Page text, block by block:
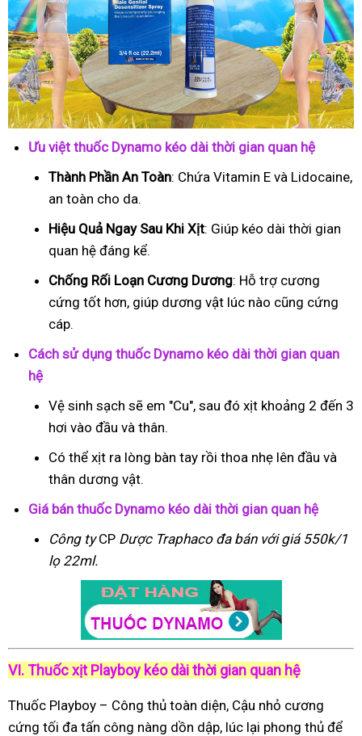
Ưu việt thuốc Dynamo kéo dài thời gian quan hệ
Thành Phần An Toàn: Chứa Vitamin E và Lidocaine,
an toàn cho da.
Hiệu Quả Ngay Sau Khi Xịt: Giúp kéo dài thời gian
quan hệ đáng kể.
Chống Rối Loạn Cương Dương: Hỗ trợ cương
cứng tốt hơn, giúp dương vật lúc nào cũng cứng
cáp.
Cách sử dụng thuốc Dynamo kéo dài thời gian quan
hệ
Vệ sinh sạch sẽ em "Cu", sau đó xịt khoảng 2 đến 3
hơi vào đầu và thân.
Có thể xịt ra lòng bàn tay rồi thoa nhẹ lên đầu và
thân dương vật.
Giá bán thuốc Dynamo kéo dài thời gian quan hệ
Công tyCP Dược Traphacođa bán với giá 550k/1
lọ 22ml.
VI. Thuốc xịt Playboy kéo dài thời gian quan hệ
Thuốc Playboy – Công thủ toàn diện, Cậu nhỏ cương
cứng tối đa tấn công nàng dồn dập, lúc lại phong thủ để